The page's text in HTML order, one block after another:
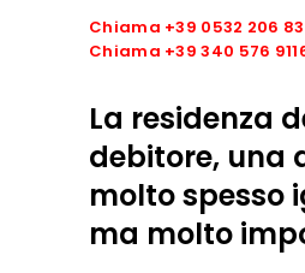
Chiama +39 0532 206
Chiama +39 340 576
La residenza
debitore, una
molto spesso
ma molto